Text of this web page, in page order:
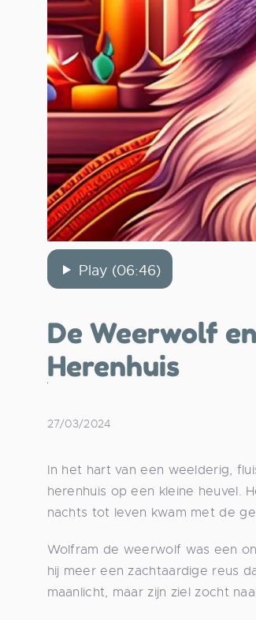
Play (06:46)
De Weerwolf
Herenhuis
27/03/2024
In het hart van een weelderig,
herenhuis op een kleine heuvel.
nachts tot leven kwam met de
Wolfram de weerwolf was een
hij meer een zachtaardige reus
maanlicht, maar zijn ziel zocht